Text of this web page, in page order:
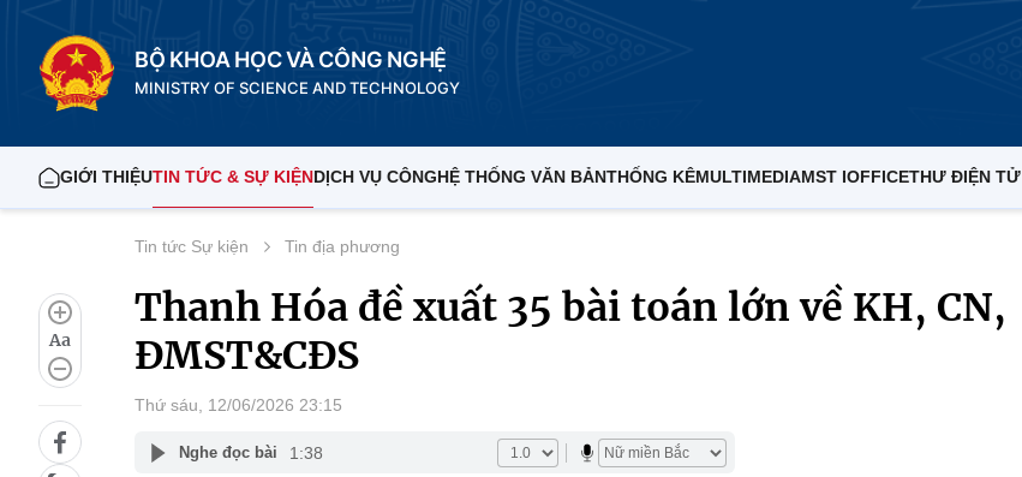
BỘ KHOA HỌC VÀ CÔNG NGHỆ
MINISTRY OF SCIENCE AND TECHNOLOGY
GIỚI THIỆUTIN TỨC & SỰ KIỆNDỊCH VỤ CÔNGHỆ THỐNG VĂN BẢNTHỐNG KÊMULTIMEDIAMST IOFFICETHƯ ĐIỆN TỬ
Aa
Tin tức Sự kiện Tin địa phương
Thanh Hóa đề xuất 35 bài toán lớn về KH, CN,
ĐMST&CĐS
Thứ sáu, 12/06/2026 23:15
Nghe đọc bài 1:38